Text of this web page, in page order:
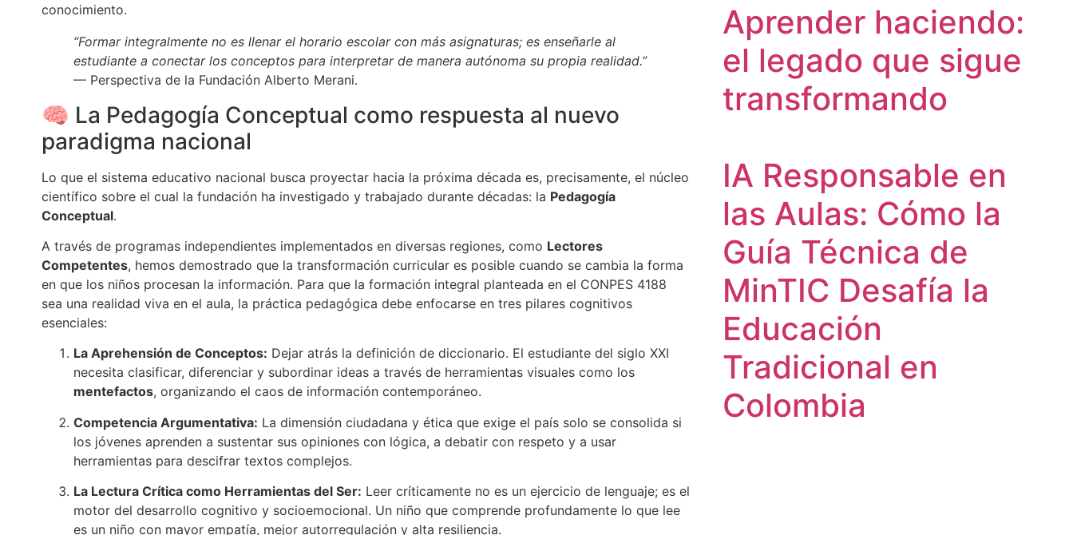
conocimiento.
“Formar integralmente no es llenar el horario escolar con más asignaturas; es enseñarle al
estudiante a conectar los conceptos para interpretar de manera autónoma su propia realidad.”
— Perspectiva de la Fundación Alberto Merani.
🧠 La Pedagogía Conceptual como respuesta al nuevo
paradigma nacional
Lo que el sistema educativo nacional busca proyectar hacia la próxima década es, precisamente, el núcleo
científico sobre el cual la fundación ha investigado y trabajado durante décadas: la Pedagogía
Conceptual.
A través de programas independientes implementados en diversas regiones, como Lectores
Competentes, hemos demostrado que la transformación curricular es posible cuando se cambia la forma
en que los niños procesan la información. Para que la formación integral planteada en el CONPES 4188
sea una realidad viva en el aula, la práctica pedagógica debe enfocarse en tres pilares cognitivos
esenciales:
La Aprehensión de Conceptos: Dejar atrás la definición de diccionario. El estudiante del siglo XXI
necesita clasificar, diferenciar y subordinar ideas a través de herramientas visuales como los
mentefactos, organizando el caos de información contemporáneo.
Competencia Argumentativa: La dimensión ciudadana y ética que exige el país solo se consolida si
los jóvenes aprenden a sustentar sus opiniones con lógica, a debatir con respeto y a usar
herramientas para descifrar textos complejos.
La Lectura Crítica como Herramientas del Ser: Leer críticamente no es un ejercicio de lenguaje; es el
motor del desarrollo cognitivo y socioemocional. Un niño que comprende profundamente lo que lee
es un niño con mayor empatía, mejor autorregulación y alta resiliencia.
Aprender haciendo:
el legado que sigue
transformando
IA Responsable en
las Aulas: Cómo la
Guía Técnica de
MinTIC Desafía la
Educación
Tradicional en
Colombia